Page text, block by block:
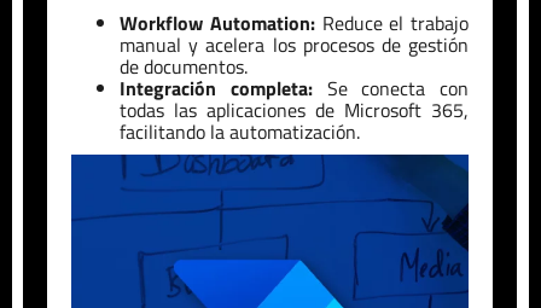
Workflow Automation:Reduce el trabajo
manual y acelera los procesos de gestión
de documentos.
Integración completa:Se conecta con
todas las aplicaciones de Microsoft 365,
facilitando la automatización.